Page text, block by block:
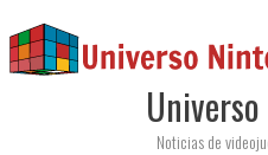
Noticias de